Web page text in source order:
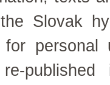
Slovak
personal